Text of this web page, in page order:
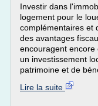
Investir dans
logement pour le
complémentaires et
des avantages
encouragent encore
un investissement
patrimoine et de
Lire la suite